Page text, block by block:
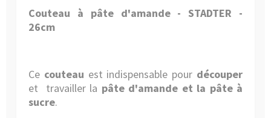
Couteau à pâte d'amande - STADTER -
26cm
Ce couteau est indispensable pour découper
et travailler la pâte d'amande et la pâte à
sucre.